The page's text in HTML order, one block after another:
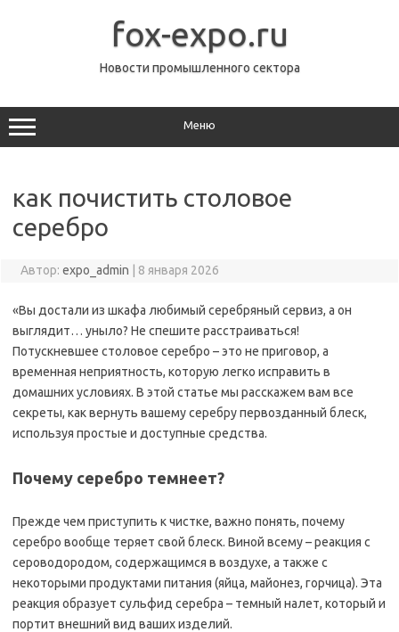
fox-expo.ru
Новости промышленного сектора
Меню
как почистить столовое
серебро
Автор: expo_admin 8 января 2026
«Вы достали из шкафа любимый серебряный сервиз, а он
выглядит… уныло? Не спешите расстраиваться!
Потускневшее столовое серебро – это не приговор, а
временная неприятность, которую легко исправить в
домашних условиях. В этой статье мы расскажем вам все
секреты, как вернуть вашему серебру первозданный блеск,
используя простые и доступные средства.
Почему серебро темнеет?
Прежде чем приступить к чистке, важно понять, почему
серебро вообще теряет свой блеск. Виной всему – реакция с
сероводородом, содержащимся в воздухе, а также с
некоторыми продуктами питания (яйца, майонез, горчица). Эта
реакция образует сульфид серебра – темный налет, который и
портит внешний вид ваших изделий.